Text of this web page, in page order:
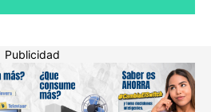
Publicidad